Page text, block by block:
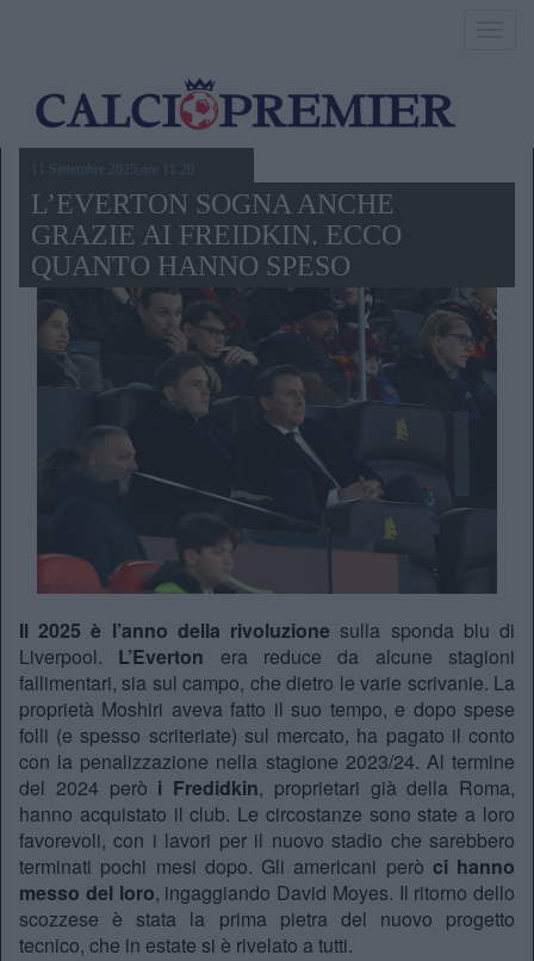
11 Settembre 2025,ore 11.20
L’EVERTON SOGNA ANCHE
GRAZIE AI FREIDKIN. ECCO
QUANTO HANNO SPESO
Il 2025 è l’anno della rivoluzione sulla sponda blu di
Liverpool. L’Everton era reduce da alcune stagioni
fallimentari, sia sul campo, che dietro le varie scrivanie. La
proprietà Moshiri aveva fatto il suo tempo, e dopo spese
folli (e spesso scriteriate) sul mercato, ha pagato il conto
con la penalizzazione nella stagione 2023/24. Al termine
del 2024 però i Fredidkin, proprietari già della Roma,
hanno acquistato il club. Le circostanze sono state a loro
favorevoli, con i lavori per il nuovo stadio che sarebbero
terminati pochi mesi dopo. Gli americani però ci hanno
messo del loro, ingaggiando David Moyes. Il ritorno dello
scozzese è stata la prima pietra del nuovo progetto
tecnico, che in estate si è rivelato a tutti.